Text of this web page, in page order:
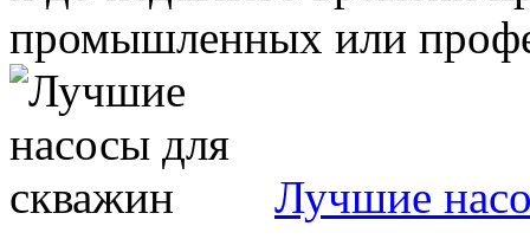
промышленных или
Лучшие